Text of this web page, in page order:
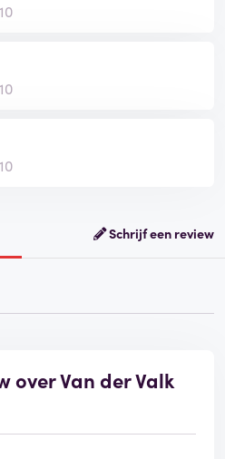
10
10
10
Schrijf een review
over Van der Valk